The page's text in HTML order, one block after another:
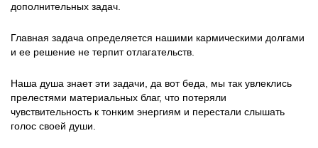
дополнительных задач.
Главная задача определяется нашими кармическими долгами
и ее решение не терпит отлагательств.
Наша душа знает эти задачи, да вот беда, мы так увлеклись
прелестями материальных благ, что потеряли
чувствительность к тонким энергиям и перестали слышать
голос своей души.